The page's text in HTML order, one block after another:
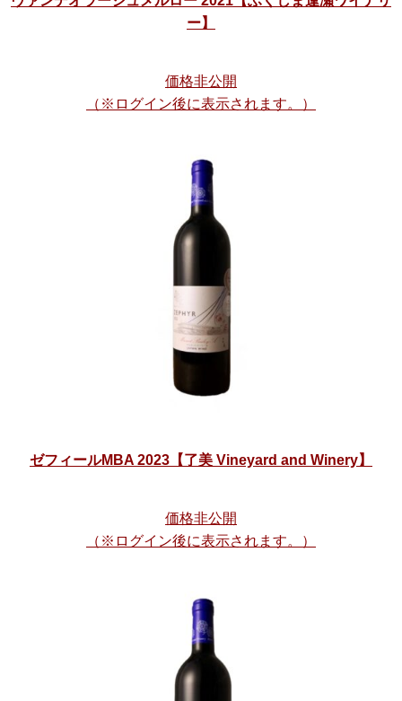
ー】
価格非公開
（※ログイン後に表示されます。）
ゼフィールMBA 2023【了美 Vineyard and Winery】
価格非公開
（※ログイン後に表示されます。）